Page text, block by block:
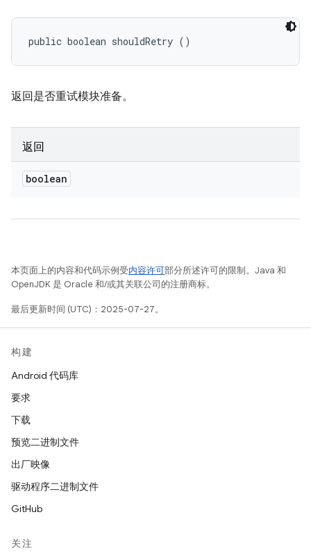
public boolean shouldRetry ()
返回是否重试模块准备。
返回
boolean
本页面上的内容和代码示例受内容许可部分所述许可的限制。Java 和
OpenJDK 是 Oracle 和/或其关联公司的注册商标。
最后更新时间 (UTC)：2025-07-27。
构建
Android 代码库
要求
下载
预览二进制文件
出厂映像
驱动程序二进制文件
GitHub
关注